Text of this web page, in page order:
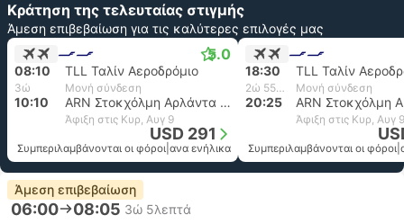
Κράτηση της τελευταίας στιγμής
Άμεση επιβεβαίωση για τις καλύτερες επιλογές μας
5.0
08:10 TLL Ταλίν Αεροδρόμιο
3ώ Μονή σύνδεση
10:10 ARN Στοκχόλμη Αρλάντα Αεροδρόμιο
Άφιξη στις Κυρ, Αυγ 9
USD 291
Συμπεριλαμβάνονται οι φόροι ανα ενήλικα
18:30 TLL Ταλίν
2ώ 55λεπτά Μονή σύνδεση
20:25
Άφιξη στις Κυρ, Αυγ 9
Συμπεριλαμβάνονται οι φόροι
Άμεση επιβεβαίωση
06:00 08:05 3ώ 5λεπτά